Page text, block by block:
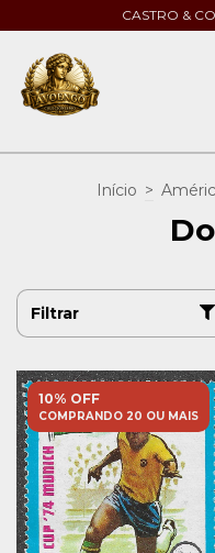
CASTRO &
Início >
Filtrar
10% OFF
COMPRANDO 20 OU MAIS